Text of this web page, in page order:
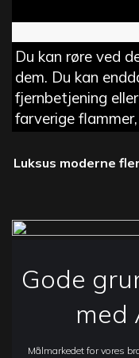
Du kan røre ved
dem. Du kan
fjernbetjening
farverige
Luksus moderne
Gode
med
Målmarkedet for vores